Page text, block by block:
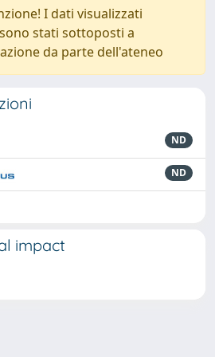
I dati visualizzati
stati sottoposti a
da parte dell'ateneo
ND
ND
impact